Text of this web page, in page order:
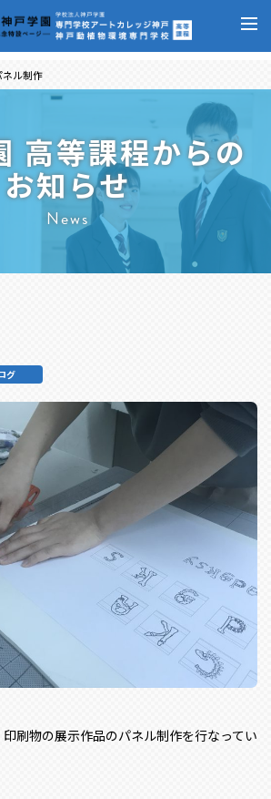
ネル制作
高等課程からの
お知らせ
News
グ
印刷物の展示作品のパネル制作を行なってい